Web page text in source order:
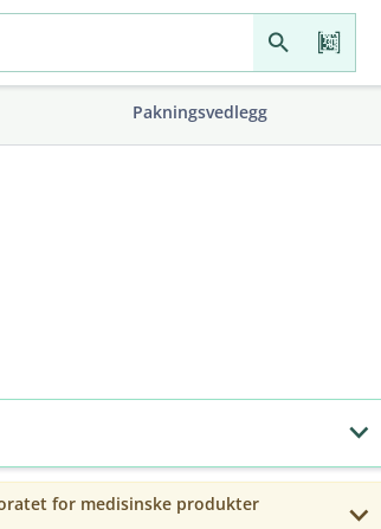
Pakningsvedlegg
for medisinske produkter